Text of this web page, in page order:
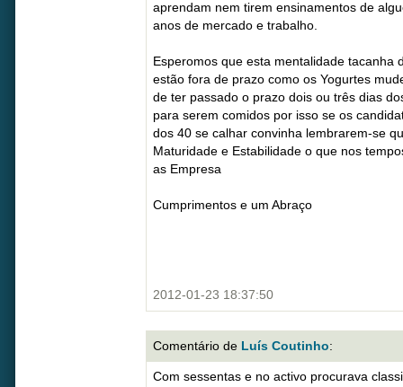
aprendam nem tirem ensinamentos de
anos de mercado e trabalho.
Esperomos que esta mentalidade tacanha
estão fora de prazo como os Yogurtes
de ter passado o prazo dois ou três dias
para serem comidos por isso se os
dos 40 se calhar convinha lembrarem-se
Maturidade e Estabilidade o que nos
as Empresa
Cumprimentos e um Abraço
2012-01-23 18:37:50
Comentário de Luís Coutinho:
Com sessentas e no activo procurava